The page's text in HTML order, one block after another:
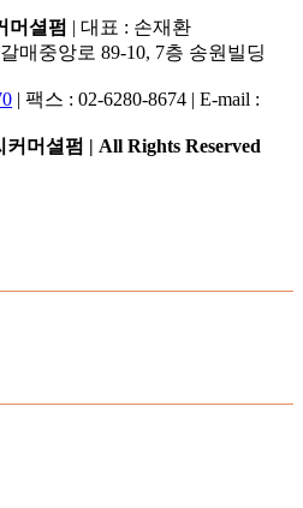
머셜펌 | 대표 : 손재환
매중앙로 89-10, 7층 송원빌딩
| 팩스 : 02-6280-8674 | E-mail :
머셜펌 | All Rights Reserved